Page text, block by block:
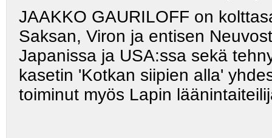
JAAKKO GAURILOFF on
Saksan, Viron ja entisen
Japanissa ja USA:ssa sekä
kasetin 'Kotkan siipien alla'
toiminut myös Lapin